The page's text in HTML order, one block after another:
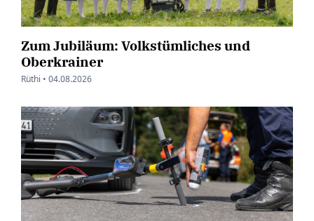
Zum Jubiläum: Volkstümliches und
Oberkrainer
Rüthi • 04.08.2026